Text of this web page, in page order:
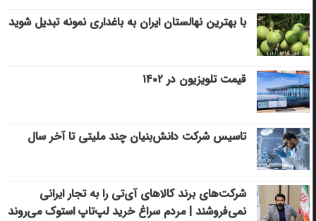
با بهترین نهالستان ایران به باغداری نمونه تبدیل شوید
قیمت تلویزیون در ۱۴۰۲
تاسیس شرکت دانش‌بنیان چند ملیتی تا آخر سال
شرکت‌های برند کالاهای آی‌تی را به تجار ایرانی
نمی‌فروشند | مردم سراغ خرید لپ‌تاپ استوک می‌روند